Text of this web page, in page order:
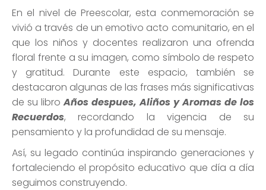
En el nivel de Preescolar, esta conmemoración se
vivió a través de un emotivo acto comunitario, en el
que los niños y docentes realizaron una ofrenda
floral frente a su imagen, como símbolo de respeto
y gratitud. Durante este espacio, también se
destacaron algunas de las frases más significativas
de su libroAños despues, Aliños y Aromas de los
Recuerdos, recordando la vigencia de su
pensamiento y la profundidad de su mensaje.
Así, su legado continúa inspirando generaciones y
fortaleciendo el propósito educativo que día a día
seguimos construyendo.